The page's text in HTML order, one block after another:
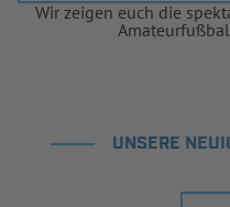
Wir zeigen euch die
UNSERE